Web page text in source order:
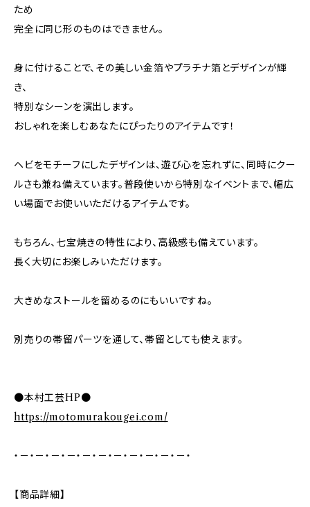
ため
完全に同じ形のものはできません。
身に付けることで、その美しい金箔やプラチナ箔とデザインが輝
き、
特別なシーンを演出します。
おしゃれを楽しむあなたにぴったりのアイテムです！
ヘビをモチーフにしたデザインは、遊び心を忘れずに、同時にクー
ルさも兼ね備えています。普段使いから特別なイベントまで、幅広
い場面でお使いいただけるアイテムです。
もちろん、七宝焼きの特性により、高級感も備えています。
長く大切にお楽しみいただけます。
大きめなストールを留めるのにもいいですね。
別売りの帯留パーツを通して、帯留としても使えます。
●本村工芸HP●
https://motomurakougei.com/
・－・－・－・－・－・－・－・－・－・－・－・
【商品詳細】